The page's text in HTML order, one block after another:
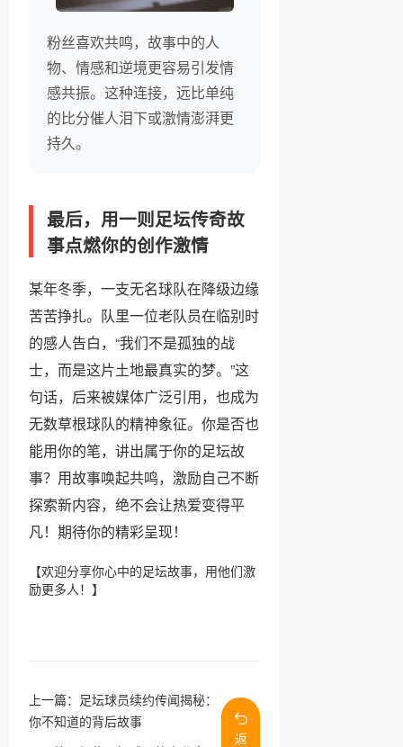
粉丝喜欢共鸣，故事中的人
物、情感和逆境更容易引发情
感共振。这种连接，远比单纯
的比分催人泪下或激情澎湃更
持久。
最后，用一则足坛传奇故
事点燃你的创作激情
某年冬季，一支无名球队在降级边缘
苦苦挣扎。队里一位老队员在临别时
的感人告白，“我们不是孤独的战
士，而是这片土地最真实的梦。”这
句话，后来被媒体广泛引用，也成为
无数草根球队的精神象征。你是否也
能用你的笔，讲出属于你的足坛故
事？用故事唤起共鸣，激励自己不断
探索新内容，绝不会让热爱变得平
凡！期待你的精彩呈现！
【欢迎分享你心中的足坛故事，用他们激
励更多人！】
上一篇： 足坛球员续约传闻揭秘：
你不知道的背后故事
返